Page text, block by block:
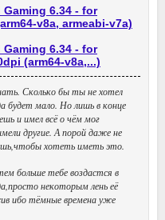
Gaming 6.34 - for
v8a, armeabi-v7a)
Gaming 6.34 - for
(arm64-v8a,...)
Сколько бы ты не хотел
будет мало. Но лишь в конце
и имел всё о чём мог
другие. А порой даже не
хотеть иметь это.
больше тебе воздастся в
некоторым лень её
ибо тёмные времена уже